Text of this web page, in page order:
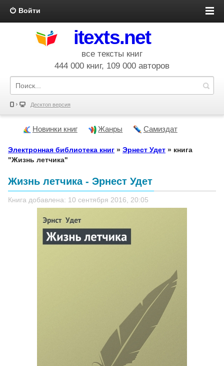
Войти
itexts.net
все тексты книг
444 000 книг, 109 000 авторов
Десктоп версия
Новинки книг Жанры Самиздат
Электронная библиотека книг » Эрнест Удет » книга
"Жизнь летчика"
Жизнь летчика - Эрнест Удет
Книга добавлена: 10 сентября 2016, 20:05